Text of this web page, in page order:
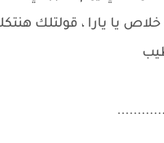
يا يارا ، قولتلك